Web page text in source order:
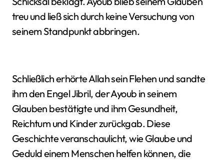
treu und ließ sich durch keine Versuchung von
seinem Standpunkt abbringen.
Schließlich erhörte Allah sein Flehen und sandte
ihm den Engel Jibril, der Ayoub in seinem
Glauben bestätigte und ihm Gesundheit,
Reichtum und Kinder zurückgab. Diese
Geschichte veranschaulicht, wie Glaube und
Geduld einem Menschen helfen können, die